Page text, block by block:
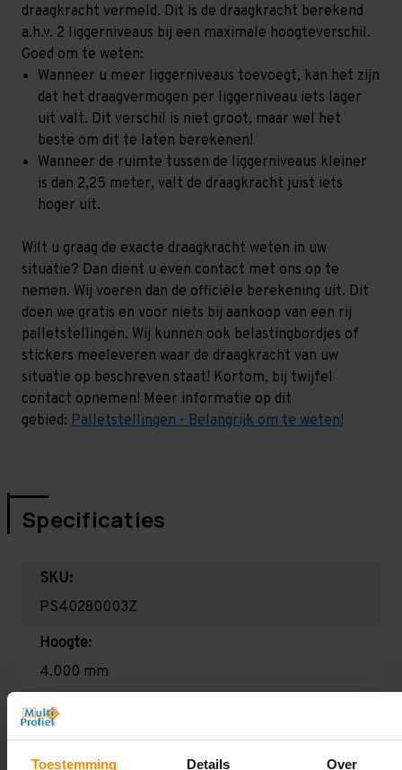
Toestemming Details Over
draagkracht vermeld. Dit is de draagkracht berekend
a.h.v. 2 liggerniveaus bij een maximale hoogteverschil.
Goed om te weten:
Wanneer u meer liggerniveaus toevoegt, kan het zijn
dat het draagvermogen per liggerniveau iets lager
uit valt. Dit verschil is niet groot, maar wel het
beste om dit te laten berekenen!
Wanneer de ruimte tussen de liggerniveaus kleiner
is dan 2,25 meter, valt de draagkracht juist iets
hoger uit.
Wilt u graag de exacte draagkracht weten in uw
situatie? Dan dient u even contact met ons op te
nemen. Wij voeren dan de officiële berekening uit. Dit
doen we gratis en voor niets bij aankoop van een rij
palletstellingen. Wij kunnen ook belastingbordjes of
stickers meeleveren waar de draagkracht van uw
situatie op beschreven staat! Kortom, bij twijfel
contact opnemen! Meer informatie op dit
gebied: Palletstellingen - Belangrijk om te weten!
Specificaties
SKU:
PS40280003Z
Hoogte:
4.000 mm
Diepte:
1.100 mm